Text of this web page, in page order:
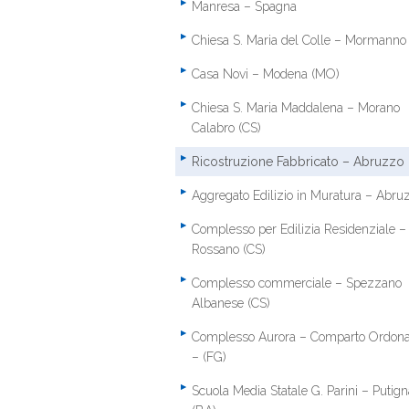
Manresa – Spagna
Chiesa S. Maria del Colle – Mormanno
Casa Novi – Modena (MO)
Chiesa S. Maria Maddalena – Morano
Calabro (CS)
Ricostruzione Fabbricato – Abruzzo
Aggregato Edilizio in Muratura –
Complesso per Edilizia Residenziale –
Rossano (CS)
Complesso commerciale – Spezzano
Albanese (CS)
Complesso Aurora – Comparto
– (FG)
Scuola Media Statale G. Parini –